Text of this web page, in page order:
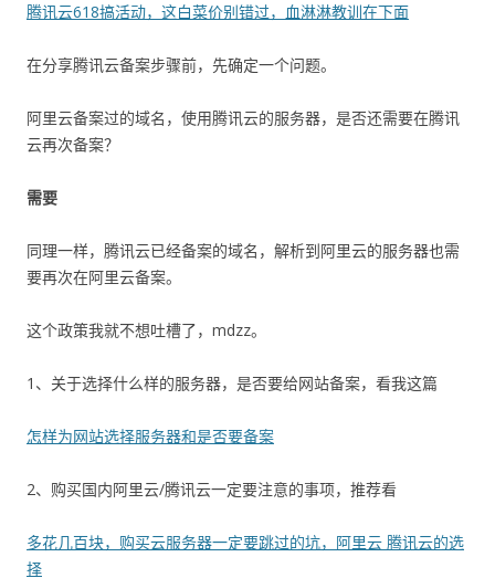
腾讯云618搞活动，这白菜价别错过，血淋淋教训在下面
在分享腾讯云备案步骤前，先确定一个问题。
阿里云备案过的域名，使用腾讯云的服务器，是否还需要在腾讯
云再次备案？
需要
同理一样，腾讯云已经备案的域名，解析到阿里云的服务器也需
要再次在阿里云备案。
这个政策我就不想吐槽了，mdzz。
1、关于选择什么样的服务器，是否要给网站备案，看我这篇
怎样为网站选择服务器和是否要备案
2、购买国内阿里云/腾讯云一定要注意的事项，推荐看
多花几百块，购买云服务器一定要跳过的坑，阿里云 腾讯云的选
择